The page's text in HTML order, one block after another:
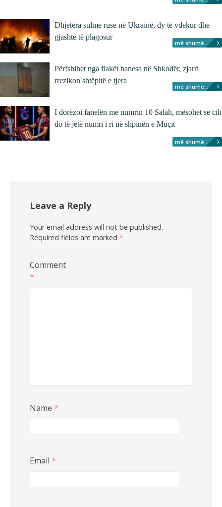
Dhjetëra sulme ruse në Ukrainë, dy të vdekur dhe
gjashtë të plagosur
më shumë...
Përfshihet nga flakët banesa në Shkodër, zjarri
rrezikon shtëpitë e tjera
më shumë...
I dorëzoi fanelën me numrin 10 Salah, mësohet se cili
do të jetë numri i ri në shpinën e Muçit
më shumë...
Leave a Reply
Your email address will not be published.
Required fields are marked *
Comment
*
Name *
Email *